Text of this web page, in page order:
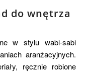
do wnętrza
w stylu wabi-sabi
aranżacyjnych.
ręcznie robione